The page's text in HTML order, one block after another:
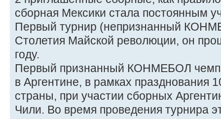
сборная Мексики стала постоянным
Первый турнир (непризнанный
Столетия Майской революции, он
году.
Первый признанный КОНМЕБОЛ
в Аргентине, в рамках празднования
страны, при участии сборных
Чили. Во время проведения турнира